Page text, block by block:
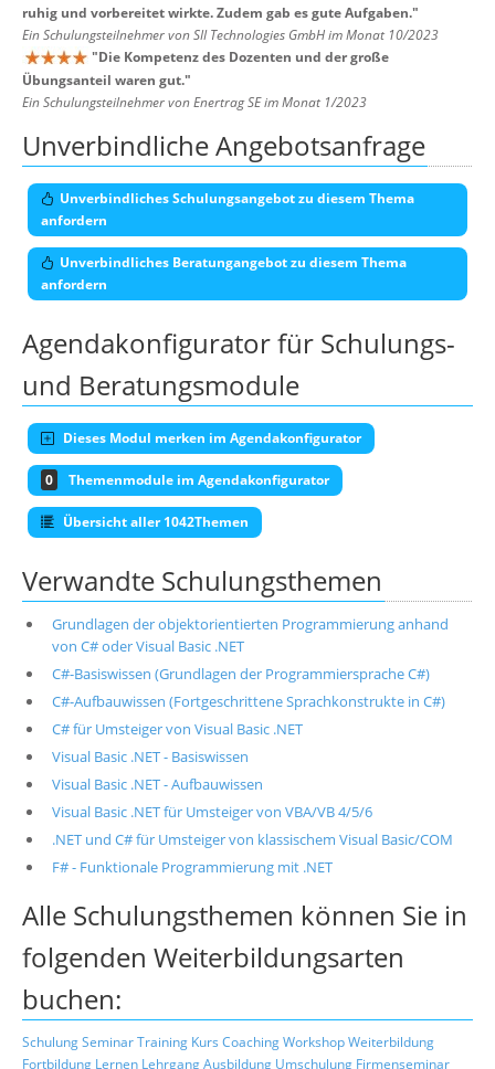
ruhig und vorbereitet wirkte. Zudem gab es gute Aufgaben."
Ein Schulungsteilnehmer von SII Technologies GmbH im Monat 10/2023
"Die Kompetenz des Dozenten und der große
Übungsanteil waren gut."
Ein Schulungsteilnehmer von Enertrag SE im Monat 1/2023
Unverbindliche Angebotsanfrage
Unverbindliches Schulungsangebot zu diesem Thema
anfordern
Unverbindliches Beratungangebot zu diesem Thema
anfordern
Agendakonfigurator für Schulungs-
und Beratungsmodule
Dieses Modul merken im Agendakonfigurator
0 Themenmodule im Agendakonfigurator
Übersicht aller 1042Themen
Verwandte Schulungsthemen
Grundlagen der objektorientierten Programmierung anhand
von C# oder Visual Basic .NET
C#-Basiswissen (Grundlagen der Programmiersprache C#)
C#-Aufbauwissen (Fortgeschrittene Sprachkonstrukte in C#)
C# für Umsteiger von Visual Basic .NET
Visual Basic .NET - Basiswissen
Visual Basic .NET - Aufbauwissen
Visual Basic .NET für Umsteiger von VBA/VB 4/5/6
.NET und C# für Umsteiger von klassischem Visual Basic/COM
F# - Funktionale Programmierung mit .NET
Alle Schulungsthemen können Sie in
folgenden Weiterbildungsarten
buchen:
SchulungSeminarTraining Kurs CoachingWorkshopWeiterbildung
Fortbildung Lernen LehrgangAusbildung Umschulung Firmenseminar